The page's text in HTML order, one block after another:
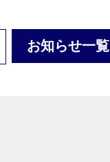
お知らせ一覧